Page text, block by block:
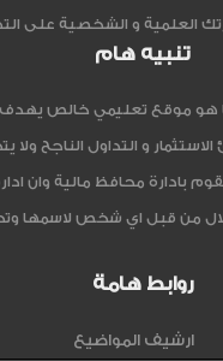
العلمية و الشخصية على
تنبيه هام
هو موقع تعليمي خالص يهدف
الاستثمار و التداول الناجح
بادارة محافظ مالية وان
من قبل اي شخص لاسمها
روابط هامة
ارشيف المواضيع